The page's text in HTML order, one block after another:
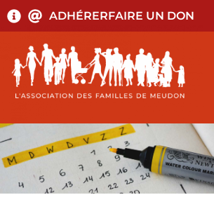
ADHÉRERFAIRE UN DON